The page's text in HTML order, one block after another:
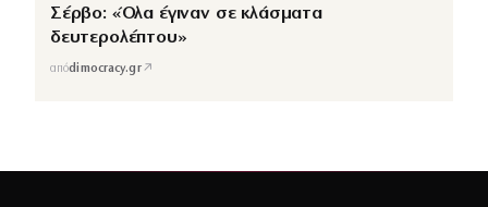
Σέρβο: «Όλα έγιναν σε κλάσματα
δευτερολέπτου»
απόdimocracy.gr↗